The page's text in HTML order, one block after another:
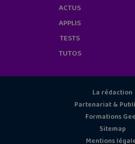
ACTUS
APPLIS
TESTS
TUTOS
La rédaction
Partenariat &
Formations
Sitemap
Mentions